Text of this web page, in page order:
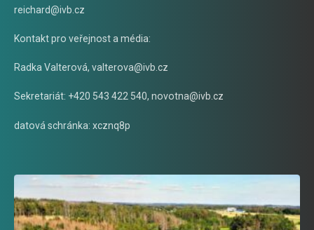
reichard@ivb.cz
Kontakt pro veřejnost a média:
Radka Valterová, valterova@ivb.cz
Sekretariát: +420 543 422 540, novotna@ivb.cz
datová schránka: xcznq8p